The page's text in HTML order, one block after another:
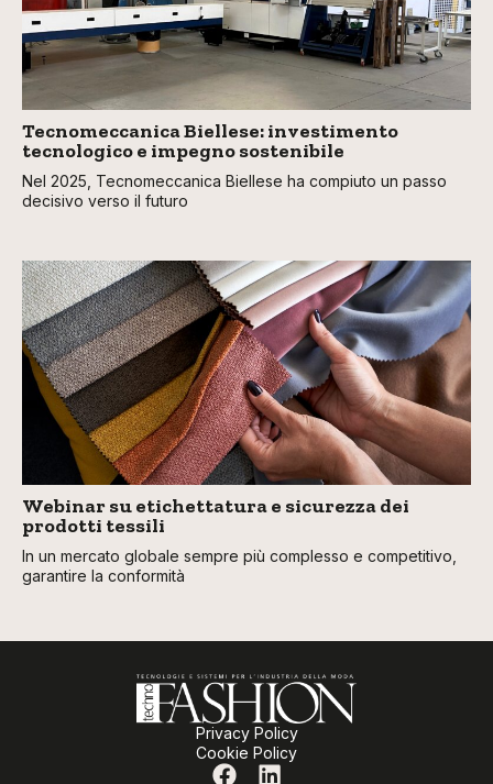
Tecnomeccanica Biellese: investimento
tecnologico e impegno sostenibile
Nel 2025, Tecnomeccanica Biellese ha compiuto un passo
decisivo verso il futuro
Webinar su etichettatura e sicurezza dei
prodotti tessili
In un mercato globale sempre più complesso e competitivo,
garantire la conformità
Privacy Policy
Cookie Policy